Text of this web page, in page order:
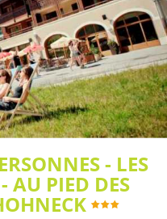
- LES
AU PIED DES